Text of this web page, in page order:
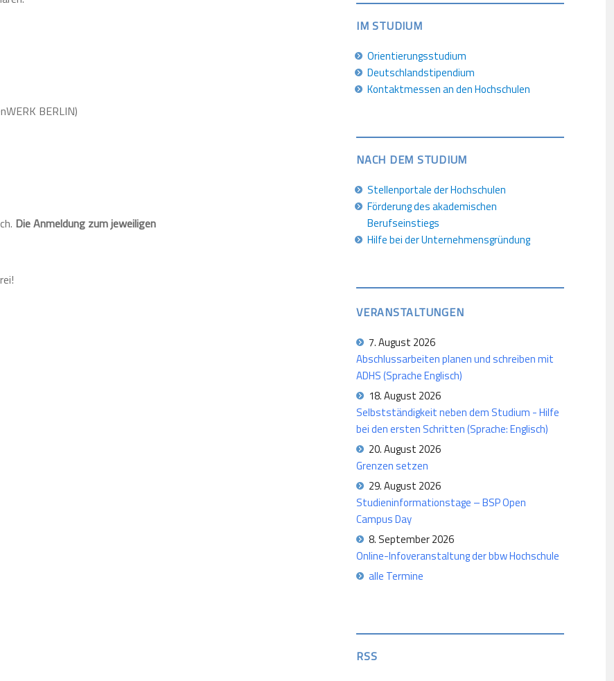
BERLIN)
Die Anmeldung zum jeweiligen
IM STUDIUM
Orientierungsstudium
Deutschlandstipendium
Kontaktmessen an den Hochschulen
NACH DEM STUDIUM
Stellenportale der Hochschulen
Förderung des akademischen
Berufseinstiegs
Hilfe bei der Unternehmensgründung
VERANSTALTUNGEN
7. August 2026
Abschlussarbeiten planen und schreiben mit
ADHS (Sprache Englisch)
18. August 2026
Selbstständigkeit neben dem Studium - Hilfe
bei den ersten Schritten (Sprache: Englisch)
20. August 2026
Grenzen setzen
29. August 2026
Studieninformationstage – BSP Open
Campus Day
8. September 2026
Online-Infoveranstaltung der bbw Hochschule
alle Termine
RSS